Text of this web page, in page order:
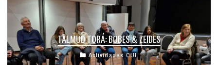
TALMUD TORÁ: BOBES & ZEIDES
Actividades CUI